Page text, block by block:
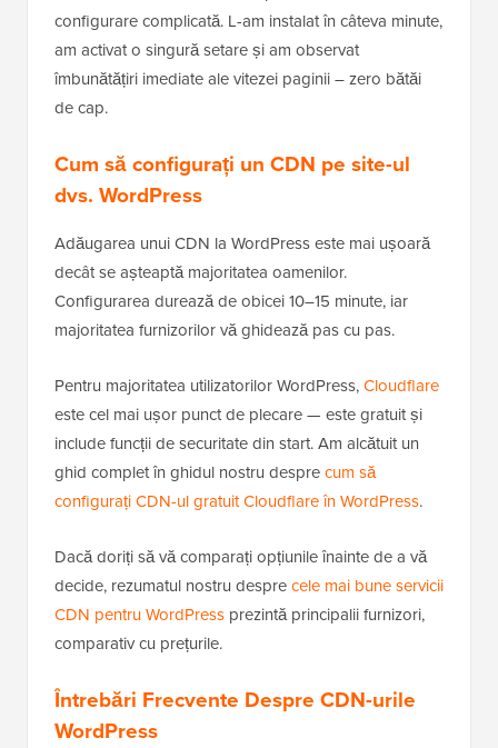
configurare complicată. L-am instalat în câteva minute,
am activat o singură setare și am observat
îmbunătățiri imediate ale vitezei paginii – zero bătăi
de cap.
Cum să configurați un CDN pe site-ul
dvs. WordPress
Adăugarea unui CDN la WordPress este mai ușoară
decât se așteaptă majoritatea oamenilor.
Configurarea durează de obicei 10–15 minute, iar
majoritatea furnizorilor vă ghidează pas cu pas.
Pentru majoritatea utilizatorilor WordPress,Cloudflare
este cel mai ușor punct de plecare — este gratuit și
include funcții de securitate din start. Am alcătuit un
ghid complet în ghidul nostru desprecum să
configurați CDN-ul gratuit Cloudflare în WordPress.
Dacă doriți să vă comparați opțiunile înainte de a vă
decide, rezumatul nostru desprecele mai bune servicii
CDN pentru WordPress prezintă principalii furnizori,
comparativ cu prețurile.
Întrebări Frecvente Despre CDN-urile
WordPress